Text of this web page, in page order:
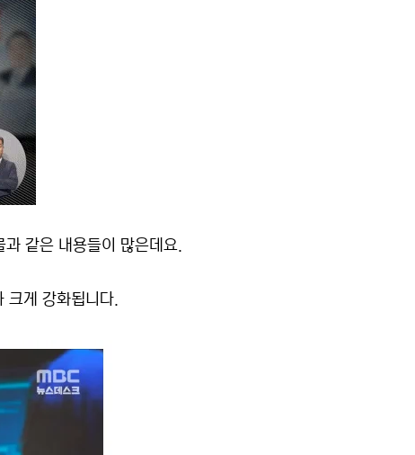
같은 내용들이 많은데요.
크게 강화됩니다.